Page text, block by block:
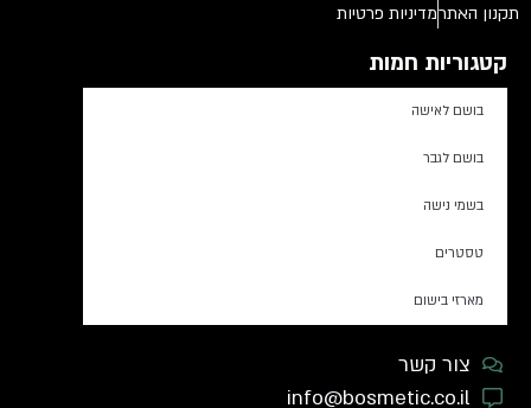
תקנון האתרמדיניות פרטיות
קטגוריות חמות
בושם לאישה
בושם לגבר
בשמי נישה
טסטרים
מארזי בישום
צור קשר
info@bosmetic.co.il